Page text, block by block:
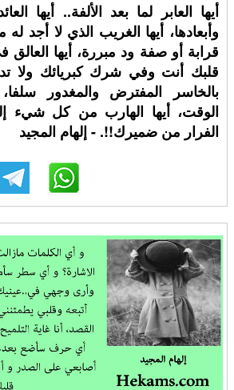
أيها العابر لما بعد الألفة.. أيها
وأبعادها، أيها الغريب الذي لا أجد
قرابة أو صفة ود مبررة، أيها
قلبك أنت وفي شرك كبريائك ولا
بالخاسر المفترض والمغدور
الوقت، أيها الهارب من كل شيء
الفرار من ضميرك!!. - إلهام المجيد